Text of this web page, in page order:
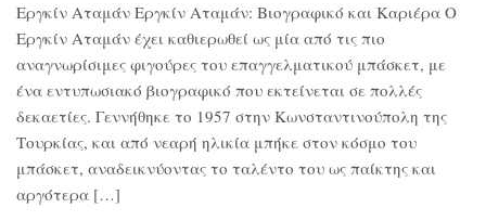
Εργκίν Αταμάν Εργκίν Αταμάν: Βιογραφικό και Καριέρα Ο
Εργκίν Αταμάν έχει καθιερωθεί ως μία από τις πιο
αναγνωρίσιμες φιγούρες του επαγγελματικού μπάσκετ, με
ένα εντυπωσιακό βιογραφικό που εκτείνεται σε πολλές
δεκαετίες. Γεννήθηκε το 1957 στην Κωνσταντινούπολη της
Τουρκίας, και από νεαρή ηλικία μπήκε στον κόσμο του
μπάσκετ, αναδεικνύοντας το ταλέντο του ως παίκτης και
αργότερα […]